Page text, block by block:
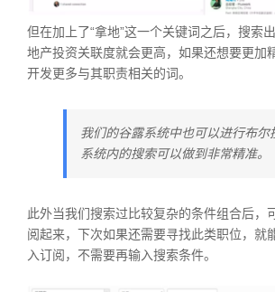
但在加上了“拿地”这一个关键词之后，搜索
地产投资关联度就会更高，如果还想要更加
开发更多与其职责相关的词。
我们的谷露系统中也可以进行布尔
系统内的搜索可以做到非常精准。
此外当我们搜索过比较复杂的条件组合后，
阅起来，下次如果还需要寻找此类职位，就
入订阅，不需要再输入搜索条件。